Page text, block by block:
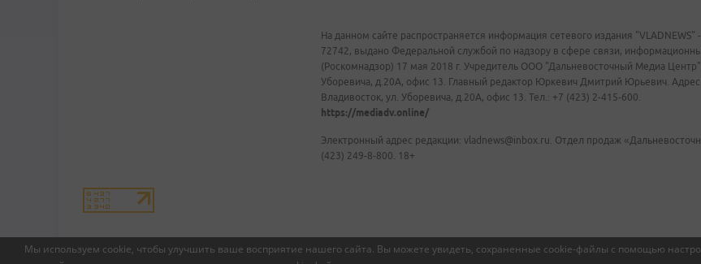
Мы используем cookie, чтобы улучшить ваше восприятие нашего сайта. Вы можете увидеть, сохраненные cookie-файлы с помощью
На данном сайте распространяется информация сетевого издания
72742, выдано Федеральной службой по надзору в сфере связи,
(Роскомнадзор) 17 мая 2018 г. Учредитель ООО "Дальневосточный Медиа
Уборевича, д.20А, офис 13. Главный редактор Юркевич Дмитрий Юрьевич. Адрес
Владивосток, ул. Уборевича, д.20А, офис 13. Тел.: +7 (423) 2-415-600.
https://mediadv.online/
Электронный адрес редакции: vladnews@inbox.ru. Отдел продаж
(423) 249-8-800. 18+